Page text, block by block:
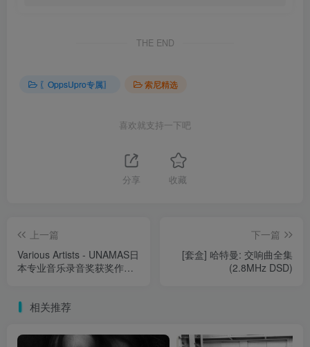
THE END
〖OppsUpro专属〗 索尼精选
喜欢就支持一下吧
分享 收藏
上一篇
Various Artists - UNAMAS日
本专业音乐录音奖获奖作品
下一篇
[套盒] 哈特曼: 交响曲全集
(2.8MHz DSD)
相关推荐